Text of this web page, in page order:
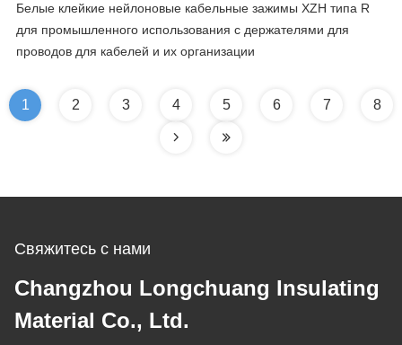
Белые клейкие нейлоновые кабельные зажимы XZH типа R
для промышленного использования с держателями для
проводов для кабелей и их организации
1 2 3 4 5 6 7 8
Свяжитесь с нами
Changzhou Longchuang Insulating
Material Co., Ltd.